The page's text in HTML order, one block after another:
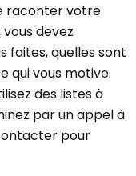
raconter votre
devez
faites, quelles sont
qui vous motive.
des listes à
par un appel à
pour